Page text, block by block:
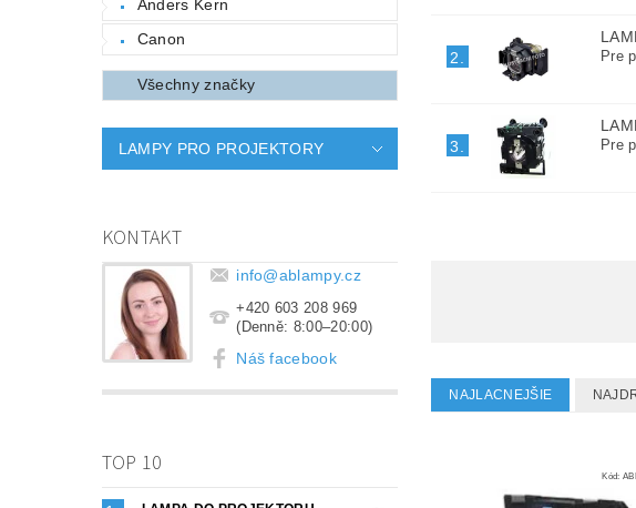
Anders Kern
Canon
Všechny značky
LAMPY PRO PROJEKTORY
KONTAKT
info@ablampy.cz
+420 603 208 969
(Denně: 8:00–20:00)
Náš facebook
TOP 10
2. Pre
3. Pre
NAJLACNEJŠIE
Kód: